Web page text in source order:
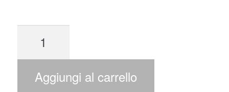
Aggiungi al carrello